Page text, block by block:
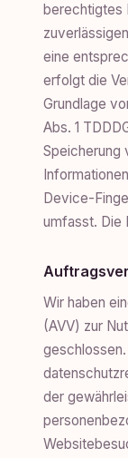
berechtigtes
eine
erfolgt die
Grundlage
Abs. 1
Speicherung
Device-
umfasst. Die
Wir haben
(AVV) zur
der